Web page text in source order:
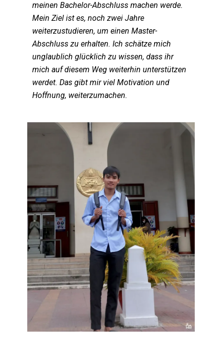
meinen Bachelor-Abschluss machen werde.
Mein Ziel ist es, noch zwei Jahre
weiterzustudieren, um einen Master-
Abschluss zu erhalten. Ich schätze mich
unglaublich glücklich zu wissen, dass ihr
mich auf diesem Weg weiterhin unterstützen
werdet. Das gibt mir viel Motivation und
Hoffnung, weiterzumachen.